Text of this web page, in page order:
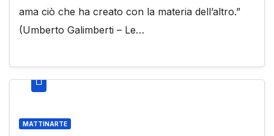
ama ciò che ha creato con la materia dell’altro.”
(Umberto Galimberti – Le…
MATTINARTE